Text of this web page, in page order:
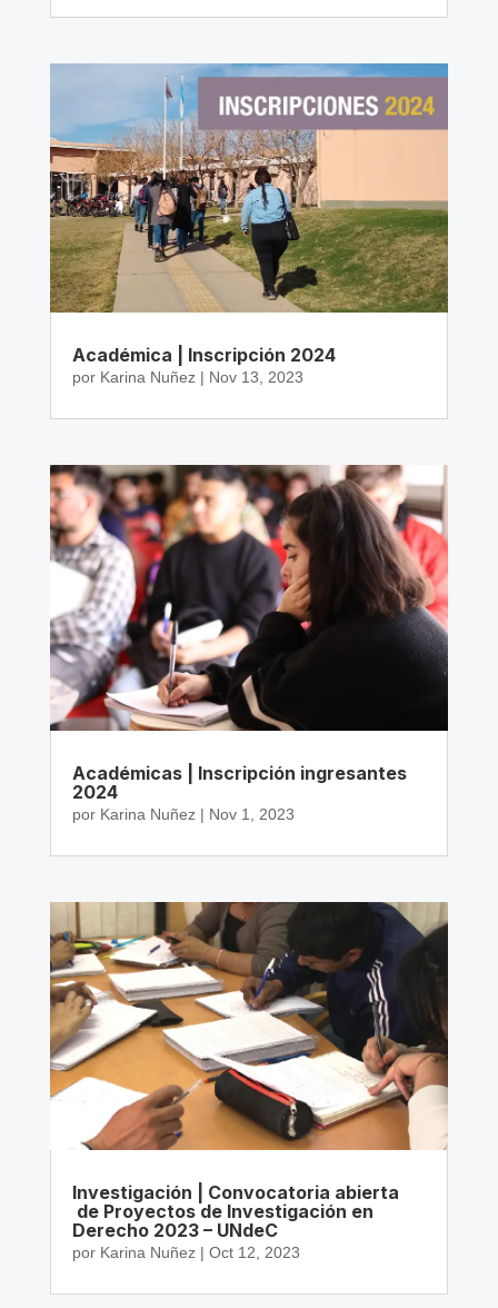
Académica | Inscripción 2024
por Karina Nuñez| Nov 13, 2023
Académicas | Inscripción ingresantes
2024
por Karina Nuñez| Nov 1, 2023
Investigación | Convocatoria abierta
de Proyectos de Investigación en
Derecho 2023 – UNdeC
por Karina Nuñez| Oct 12, 2023